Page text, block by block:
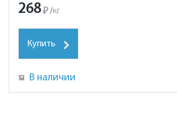
268₽ /кг
Купить
В наличии